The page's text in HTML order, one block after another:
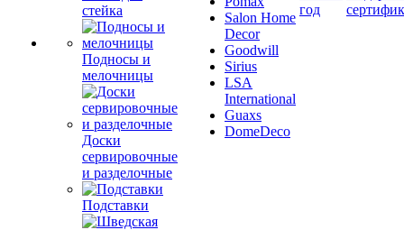
стейка
Подносы и
мелочницы
Доски
сервировочные
и разделочные
Подставки
Salon Home
Decor
Goodwill
Sirius
LSA
International
Guaxs
DomeDeco
год